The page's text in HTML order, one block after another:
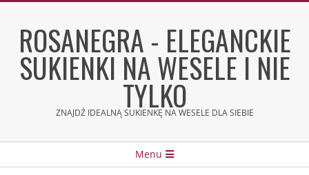
contentROSANEGRA - ELEGANCKIE
SUKIENKI NA WESELE I NIE
TYLKO
ZNAJDŹ IDEALNĄ SUKIENKĘ NA WESELE DLA SIEBIE
Menu